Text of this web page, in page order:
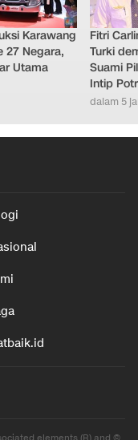
Karawang
27 Negara,
Utama
Fitri
Turki
Suami
Intip
dalam 5